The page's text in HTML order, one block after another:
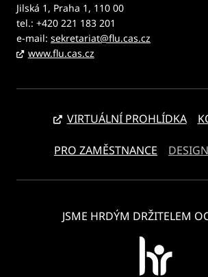
Jilská 1, Praha 1, 110 00
tel.: +420 221 183 201
e-mail: sekretariat@flu.cas.cz
www.flu.cas.cz
VIRTUÁLNÍ PROHLÍDKA
PRO ZAMĚSTNANCE
JSME HRDÝM DRŽITELEM